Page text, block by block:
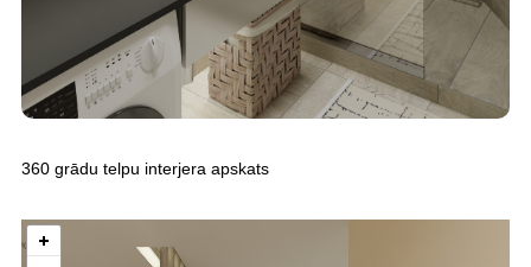
360 grādu telpu interjera apskats